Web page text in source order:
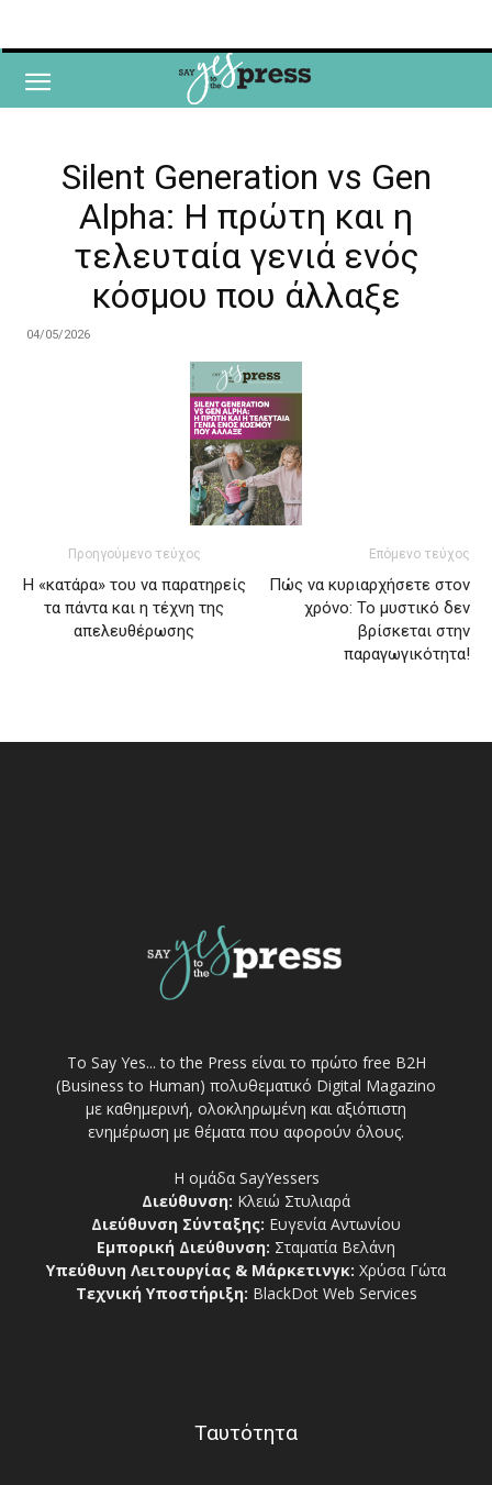
Silent Generation vs Gen
Alpha: Η πρώτη και η
τελευταία γενιά ενός
κόσμου που άλλαξε
04/05/2026
Προηγούμενο τεύχος
Η «κατάρα» του να παρατηρείς
τα πάντα και η τέχνη της
απελευθέρωσης
Επόμενο τεύχος
Πώς να κυριαρχήσετε στον
χρόνο: Το μυστικό δεν
βρίσκεται στην
παραγωγικότητα!
Το Say Yes... to the Press είναι το πρώτο free Β2Η
(Business to Human) πολυθεματικό Digital Magazino
με καθημερινή, ολοκληρωμένη και αξιόπιστη
ενημέρωση με θέματα που αφορούν όλους.
Η ομάδα SayYessers
Διεύθυνση: Κλειώ Στυλιαρά
Διεύθυνση Σύνταξης: Ευγενία Αντωνίου
Εμπορική Διεύθυνση: Σταματία Βελάνη
Υπεύθυνη Λειτουργίας & Μάρκετινγκ: Χρύσα Γώτα
Τεχνική Υποστήριξη: BlackDot Web Services
Ταυτότητα